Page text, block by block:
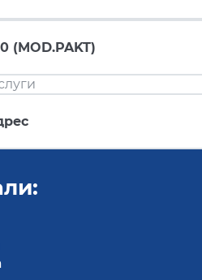
(MOD.PAKT)